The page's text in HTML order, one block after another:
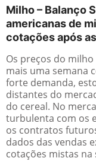
Milho – Balanço
americanas de
cotações após
Os preços do
mais uma semana
forte demanda,
distantes do
do cereal. No
turbulenta com os
os contratos
dados das vendas
cotações mistas na